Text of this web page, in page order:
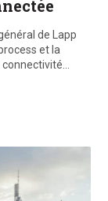
de Lapp
et la